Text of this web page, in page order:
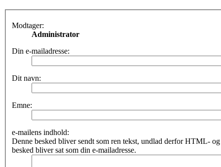
Modtager:
Administrator
Din e-mailadresse:
Dit navn:
Emne:
e-mailens indhold:
Denne besked bliver sendt som ren tekst, undlad derfor HTML-
besked bliver sat som din e-mailadresse.